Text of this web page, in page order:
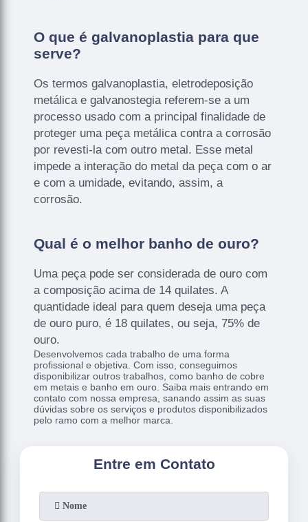
O que é galvanoplastia para que
serve?
Os termos galvanoplastia, eletrodeposição
metálica e galvanostegia referem-se a um
processo usado com a principal finalidade de
proteger uma peça metálica contra a corrosão
por revesti-la com outro metal. Esse metal
impede a interação do metal da peça com o ar
e com a umidade, evitando, assim, a
corrosão.
Qual é o melhor banho de ouro?
Uma peça pode ser considerada de ouro com
a composição acima de 14 quilates. A
quantidade ideal para quem deseja uma peça
de ouro puro, é 18 quilates, ou seja, 75% de
ouro.
Desenvolvemos cada trabalho de uma forma
profissional e objetiva. Com isso, conseguimos
disponibilizar outros trabalhos, como banho de cobre
em metais e banho em ouro. Saiba mais entrando em
contato com nossa empresa, sanando assim as suas
dúvidas sobre os serviços e produtos disponibilizados
pelo ramo com a melhor marca.
Entre em Contato